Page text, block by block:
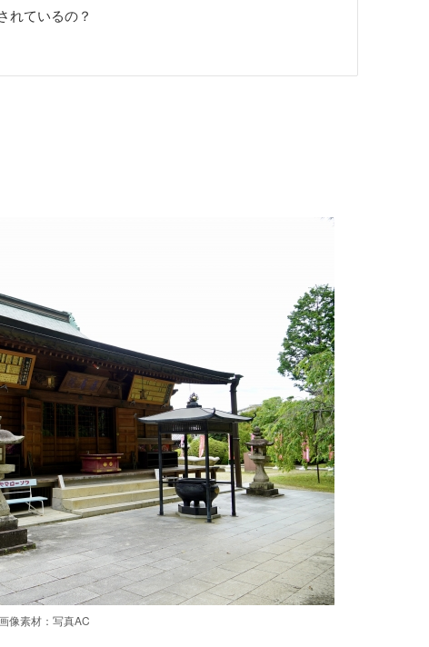
れているの？
像素材：写真AC